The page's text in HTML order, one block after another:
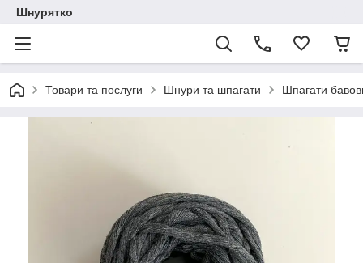
Шнурятко
Товари та послуги Шнури та шпагати Шпагати